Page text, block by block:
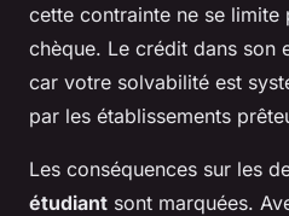
cette contrainte ne se limite
chèque. Le crédit dans son
car votre solvabilité est
par les établissements
Les conséquences sur les
étudiant sont marquées.